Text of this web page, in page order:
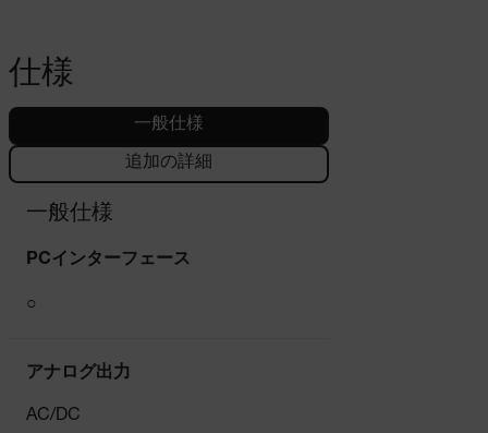
仕様
一般仕様
追加の詳細
一般仕様
PCインターフェース
○
アナログ出力
AC/DC